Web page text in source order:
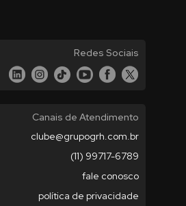
Redes Sociais
Canais de Atendimento
clube@grupogrh.com.br
(11) 99717-6789
fale conosco
política de privacidade